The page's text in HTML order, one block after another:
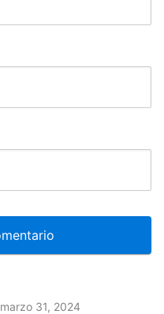
marzo 31, 2024